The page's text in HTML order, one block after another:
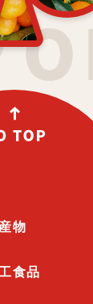
物
食品